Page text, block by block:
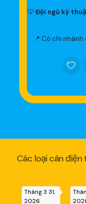
💡Đội ngũ kỹ
📍 Có chi
Các loại cân điện
Tháng 3 31,
2026